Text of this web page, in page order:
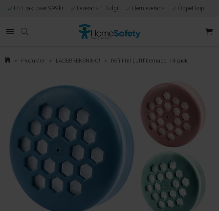
Fri Frakt över 999kr Leverans 1-3 dgr Hemleverans Öppet köp
Egen tillverkning
> Produkter > LAGERRENSNING! > Refill till Luftfilternapp, 14-pack